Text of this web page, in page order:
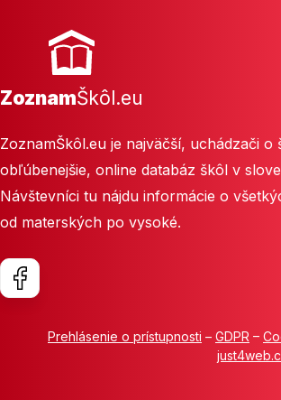
ZoznamŠkôl.eu
ZoznamŠkôl.eu je najväčší, uchádzači o
obľúbenejšie, online databáz škôl v
Návštevníci tu nájdu informácie o
od materských po vysoké.
Prehlásenie o prístupnosti – GDPR –